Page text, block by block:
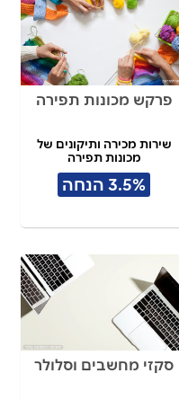
פרקש מכונות תפירה
שירות מכירה ותיקונים של
מכונות תפירה
3.5% הנחה
סקזי מחשבים וסלולר